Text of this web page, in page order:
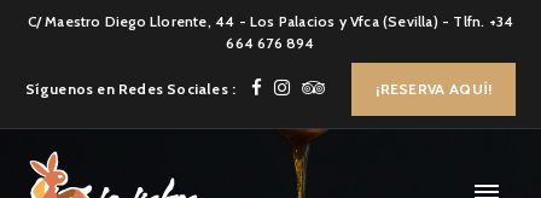
C/ Maestro Diego Llorente, 44 - Los Palacios y Vfca (Sevilla) - Tlfn. +34
664 676 894
Síguenos en Redes Sociales : ¡RESERVA AQUÍ!